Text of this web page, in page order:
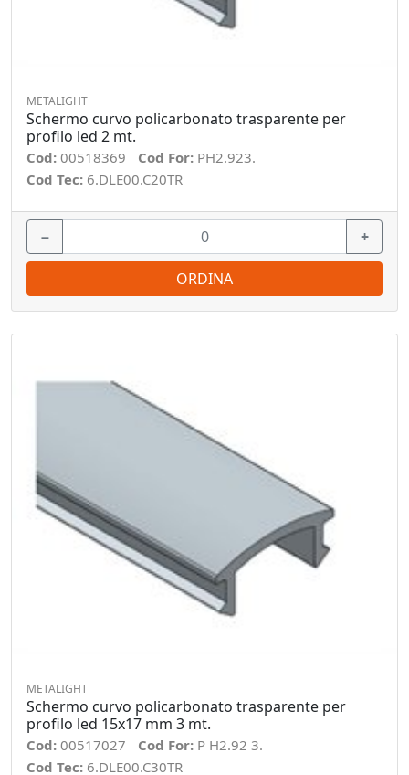
METALIGHT
Schermo curvo policarbonato trasparente per
profilo led 2 mt.
Cod: 00518369 Cod For: PH2.923.
Cod Tec: 6.DLE00.C20TR
− +
ORDINA
METALIGHT
Schermo curvo policarbonato trasparente per
profilo led 15x17 mm 3 mt.
Cod: 00517027 Cod For: P H2.92 3.
Cod Tec: 6.DLE00.C30TR